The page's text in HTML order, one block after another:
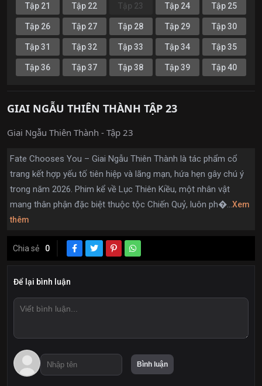
Tập 21 Tập 22 Tập 23 Tập 24 Tập 25
Tập 26 Tập 27 Tập 28 Tập 29 Tập 30
Tập 31 Tập 32 Tập 33 Tập 34 Tập 35
Tập 36 Tập 37 Tập 38 Tập 39 Tập 40
GIAI NGẪU THIÊN THÀNH TẬP 23
Giai Ngẫu Thiên Thành - Tập 23
Fate Chooses You – Giai Ngẫu Thiên Thành là tác phẩm cổ
trang kết hợp yếu tố tiên hiệp và lãng mạn, hứa hẹn gây chú ý
trong năm 2026. Phim kể về Lục Thiên Kiều, một nhân vật
mang thân phận đặc biệt thuộc tộc Chiến Quỷ, luôn ph�...Xem
thêm
Chia sẻ 0
Để lại bình luận